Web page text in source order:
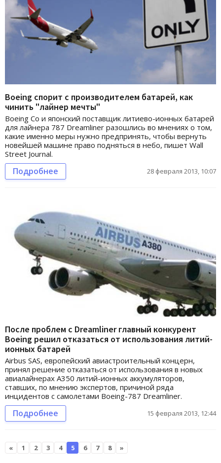
Boeing спорит с производителем батарей, как
чинить "лайнер мечты"
Boeing Co и японский поставщик литиево-ионных батарей
для лайнера 787 Dreamliner разошлись во мнениях о том,
какие именно меры нужно предпринять, чтобы вернуть
новейшей машине право подняться в небо, пишет Wall
Street Journal.
Подробнее 28 февраля 2013, 10:07
После проблем с Dreamliner главный конкурент
Boeing решил отказаться от использования литий-
ионных батарей
Airbus SAS, европейский авиастроительный концерн,
принял решение отказаться от использования в новых
авиалайнерах A350 литий-ионных аккумуляторов,
ставших, по мнению экспертов, причиной ряда
инцидентов с самолетами Boeing-787 Dreamliner.
Подробнее 15 февраля 2013, 12:44
« 1 2 3 4 5 6 7 8 »